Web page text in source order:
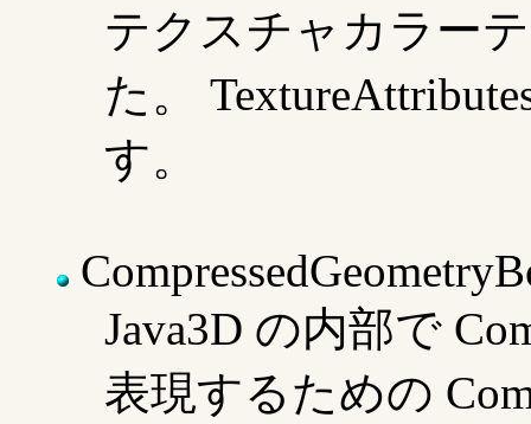
テクスチャカラー
た。
す。
Java3D の内部で
表現するための